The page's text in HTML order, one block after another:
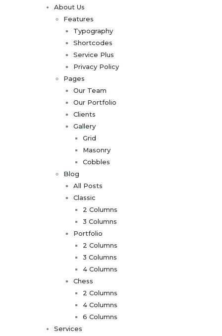
About Us
Features
Typography
Shortcodes
Service Plus
Privacy Policy
Pages
Our Team
Our Portfolio
Clients
Gallery
Grid
Masonry
Cobbles
Blog
All Posts
Classic
2 Columns
3 Columns
Portfolio
2 Columns
3 Columns
4 Columns
Chess
2 Columns
4 Columns
6 Columns
Services